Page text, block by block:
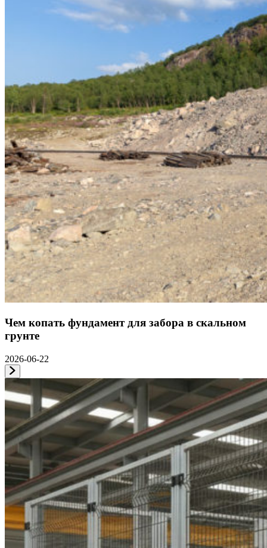
Чем копать фундамент для забора в скальном
грунте
2026-06-22